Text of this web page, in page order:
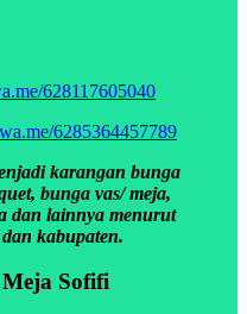
628117605040
6285364457789
karangan bunga
bunga vas/ meja,
dan lainnya menurut
kabupaten.
Sofifi